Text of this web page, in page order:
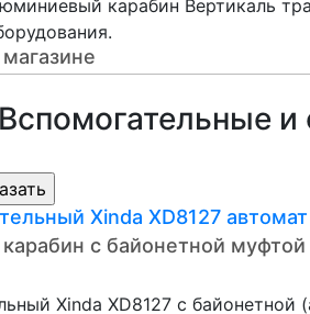
карабин Вертикаль
магазине
Xinda XD8127 автомат
с байонетной муфтой
Xinda XD8127 c